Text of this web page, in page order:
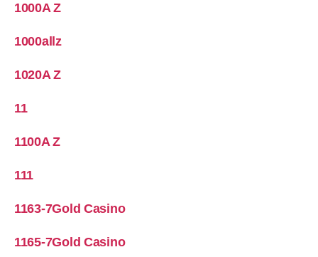
1000A Z
1000allz
1020A Z
11
1100A Z
111
1163-7Gold Casino
1165-7Gold Casino